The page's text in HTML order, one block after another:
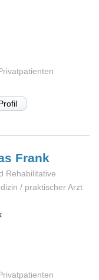
Frank
Rehabilitative
/ praktischer Arzt